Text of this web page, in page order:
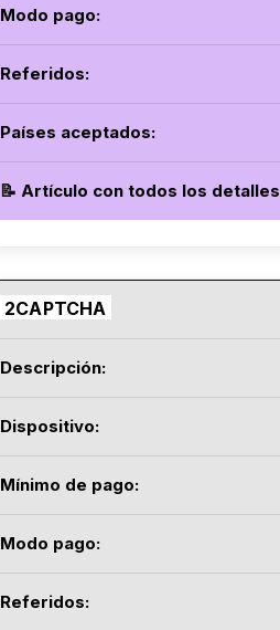
Modo pago:
Referidos:
Países aceptados:
📝 Artículo con todos los detalles
2CAPTCHA
Descripción:
Dispositivo:
Mínimo de pago:
Modo pago:
Referidos: